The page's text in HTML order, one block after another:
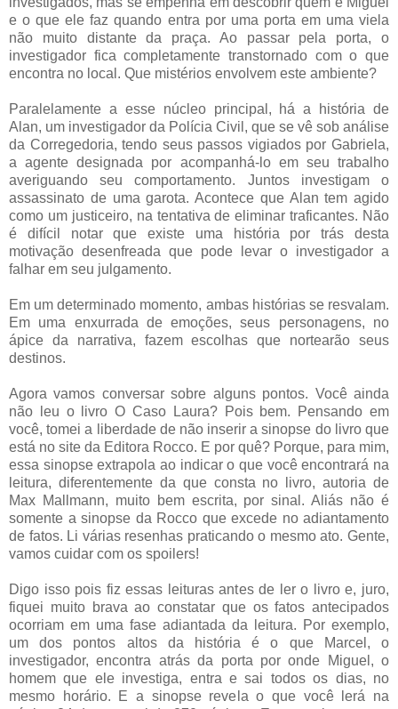
e o que ele faz quando entra por uma porta em uma viela
não muito distante da praça. Ao passar pela porta, o
investigador fica completamente transtornado com o que
encontra no local. Que mistérios envolvem este ambiente?
Paralelamente a esse núcleo principal, há a história de
Alan, um investigador da Polícia Civil, que se vê sob análise
da Corregedoria, tendo seus passos vigiados por Gabriela,
a agente designada por acompanhá-lo em seu trabalho
averiguando seu comportamento. Juntos investigam o
assassinato de uma garota. Acontece que Alan tem agido
como um justiceiro, na tentativa de eliminar traficantes. Não
é difícil notar que existe uma história por trás desta
motivação desenfreada que pode levar o investigador a
falhar em seu julgamento.
Em um determinado momento, ambas histórias se resvalam.
Em uma enxurrada de emoções, seus personagens, no
ápice da narrativa, fazem escolhas que nortearão seus
destinos.
Agora vamos conversar sobre alguns pontos. Você ainda
não leu o livro O Caso Laura? Pois bem. Pensando em
você, tomei a liberdade de não inserir a sinopse do livro que
está no site da Editora Rocco. E por quê? Porque, para mim,
essa sinopse extrapola ao indicar o que você encontrará na
leitura, diferentemente da que consta no livro, autoria de
Max Mallmann, muito bem escrita, por sinal. Aliás não é
somente a sinopse da Rocco que excede no adiantamento
de fatos. Li várias resenhas praticando o mesmo ato. Gente,
vamos cuidar com os spoilers!
Digo isso pois fiz essas leituras antes de ler o livro e, juro,
fiquei muito brava ao constatar que os fatos antecipados
ocorriam em uma fase adiantada da leitura. Por exemplo,
um dos pontos altos da história é o que Marcel, o
investigador, encontra atrás da porta por onde Miguel, o
homem que ele investiga, entra e sai todos os dias, no
mesmo horário. E a sinopse revela o que você lerá na